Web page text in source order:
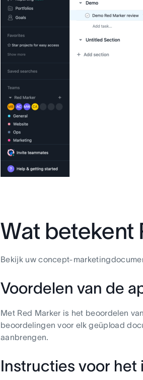
Wat betekent
Bekijk uw concept-
Voordelen van de
Met Red Marker is het beoordelen
beoordelingen voor elk geüpload
aanbrengen.
Instructies voor het